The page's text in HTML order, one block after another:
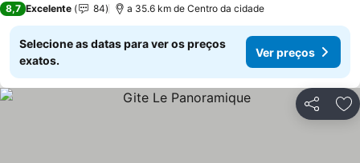
8,7 Excelente 84 a 35.6 km de Centro da cidade
Selecione as datas para ver os preços
exatos.
Ver preços
Partilhar